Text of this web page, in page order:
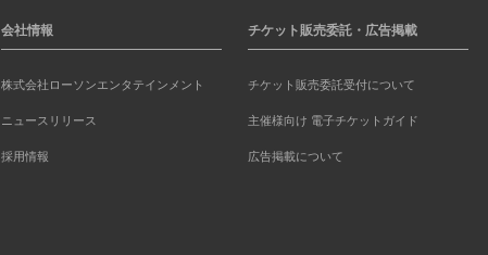
会社情報
株式会社ローソンエンタテインメント
ニュースリリース
採用情報
チケット販売委託・広告掲載
チケット販売委託受付について
主催様向け 電子チケットガイド
広告掲載について